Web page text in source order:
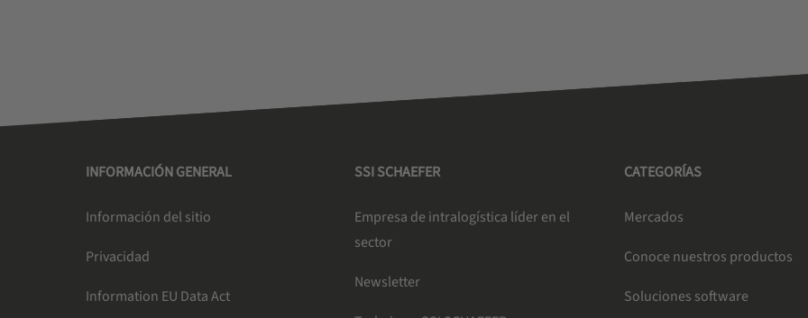
INFORMACIÓN GENERAL
Información del sitio
Privacidad
Information EU Data Act
SSI SCHAEFER
Empresa de intralogística líder en el
sector
Newsletter
CATEGORÍAS
Mercados
Conoce nuestros productos
Soluciones software